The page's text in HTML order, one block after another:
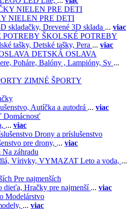
NIELEN PRE DETI
skladačky, Drevené 3D sklada ... viac
ŠKOLSKÉ POTREBY
tašky, Detské tašky, Pera ... viac
DETSKÁ OSLAVA
Poháre, Balóny , Lampióny, Sv ...
ZIMNÉ ŠPORTY
Autíčka a autodrá ... viac
Domácnosť
... viac
Drony a príslušenstvo
pre drony, ... viac
Na záhradu
Vírivky, VYMAZAT Leto a voda, ...
Pre najmenších
dieťa, Hračky pre najmenší ... viac
Modelárstvo
... viac